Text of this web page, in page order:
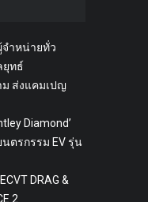
จำหน่ายทั่ว
ยุทธ์
ส่งแคมเปญ
Diamond’
ตรกรรม EV รุ่น
DRAG &
2